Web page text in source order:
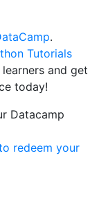
.
Tutorials
and get
today!
Datacamp
redeem your